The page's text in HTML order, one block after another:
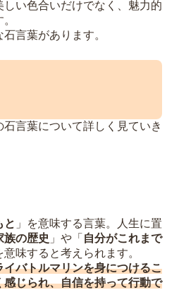
い色合いだけでなく、魅力的
言葉があります。
言葉について詳しく見ていき
と 」を意味する言葉。人生に置
族の歴史 」や「 自分がこれまで
意味すると考えられます。
バトルマリンを身につけるこ
じられ、自信を持って行動で